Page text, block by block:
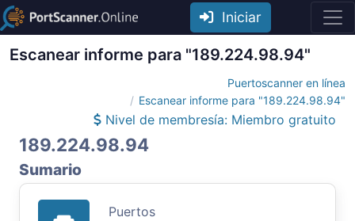
Iniciar
Escanear informe para "189.224.98.94"
Puertoscanner en línea
Escanear informe para "189.224.98.94"
Nivel de membresía: Miembro gratuito
189.224.98.94
Sumario
Puertos